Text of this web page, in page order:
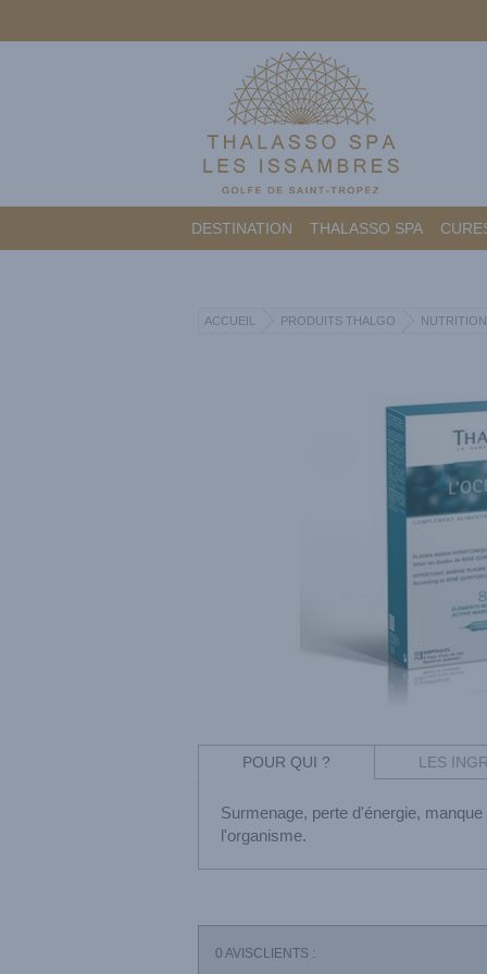
DESTINATION THALASSO SPA
ACCUEIL PRODUITS THALGO
POUR QUI ? LES
Surmenage, perte d'énergie,
l'organisme.
0 AVISCLIENTS :